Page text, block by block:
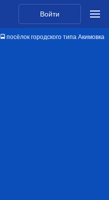
Войти
🚍 посёлок городского типа Акимовка